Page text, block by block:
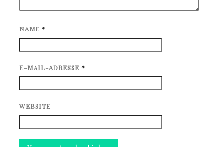
NAME *
E-MAIL-ADRESSE *
WEBSITE